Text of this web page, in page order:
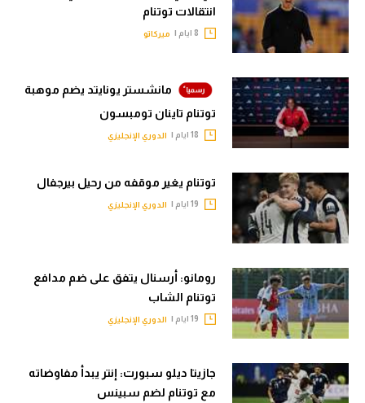
كرة طائرة
الوطن العربي
في المونديال
رياضة نسائية
أمريكا
ركن الألعاب
أقسام خاصة
Gamers
ميركاتو
تحقيق في الجول
تقرير في الجول
الوطن العربي
في المونديال
رياضة نسائية
آسيا
ركن الألعاب
أقسام خاصة
Gamers
ميركاتو
تحقيق في الجول
تحليل في الجول
انتقالات توتنام
ميركاتو
مانشستر يونايتد يضم موهبة
توتنام تاينان تومبسون
الدوري الإنجليزي
توتنام يغير موقفه من رحيل بيرجفال
الدوري الإنجليزي
رومانو: أرسنال يتفق على ضم مدافع
توتنام الشاب
الدوري الإنجليزي
جازيتا ديلو سبورت: إنتر يبدأ مفاوضاته
مع توتنام لضم سبينس